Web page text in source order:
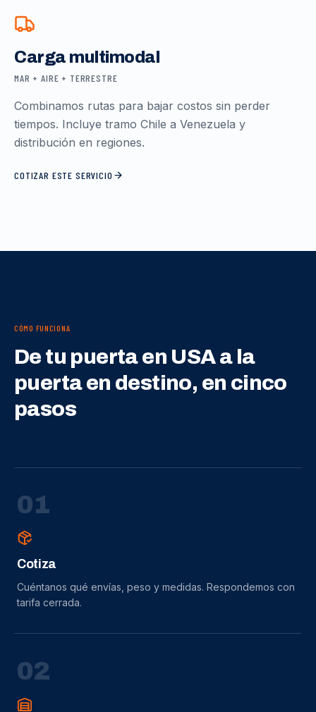
Carga multimodal
MAR + AIRE + TERRESTRE
Combinamos rutas para bajar costos sin perder
tiempos. Incluye tramo Chile a Venezuela y
distribución en regiones.
COTIZAR ESTE SERVICIO
CÓMO FUNCIONA
De tu puerta en USA a la
puerta en destino, en cinco
pasos
01
Cotiza
Cuéntanos qué envías, peso y medidas. Respondemos con
tarifa cerrada.
02